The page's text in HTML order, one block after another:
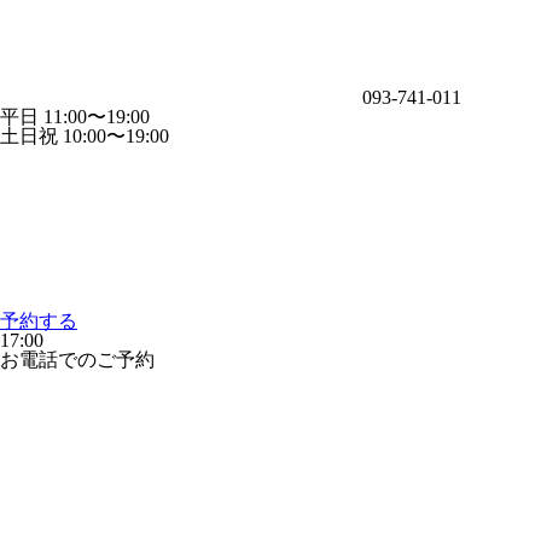
093-741-011
平日 11:00〜19:00
土日祝 10:00〜19:00
予約する
17:00
お電話でのご予約